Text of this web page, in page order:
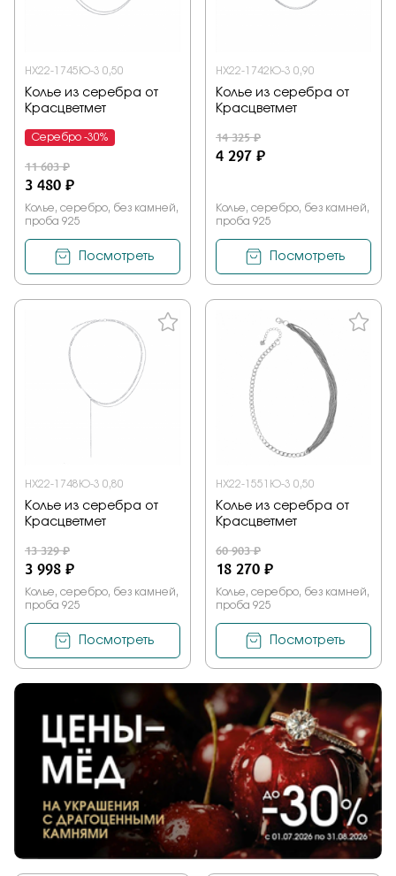
НХ22-1745Ю-3 0,50
Колье из серебра от
Красцветмет
Серебро -30%
11 603 ₽
3 480 ₽
Колье, серебро, без камней,
проба 925
Посмотреть
НХ22-1742Ю-3 0,90
Колье из серебра от
Красцветмет
14 325 ₽
4 297 ₽
Колье, серебро, без камней,
проба 925
Посмотреть
НХ22-1748Ю-3 0,80
Колье из серебра от
Красцветмет
13 329 ₽
3 998 ₽
Колье, серебро, без камней,
проба 925
Посмотреть
НХ22-1551Ю-3 0,50
Колье из серебра от
Красцветмет
60 903 ₽
18 270 ₽
Колье, серебро, без камней,
проба 925
Посмотреть